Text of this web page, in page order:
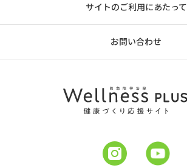
サイトのご利用にあたって
お問い合わせ